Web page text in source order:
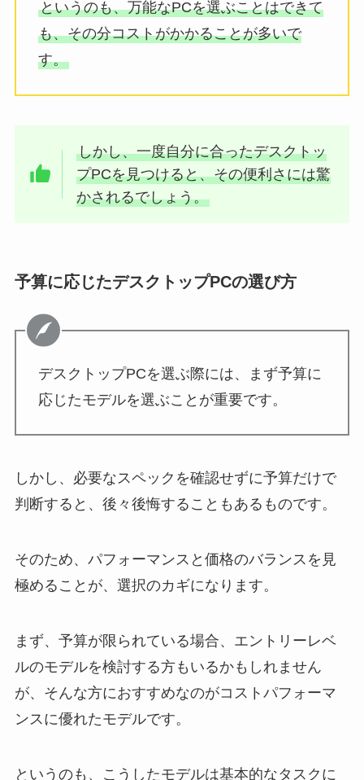
というのも、万能なPCを選ぶことはできて
も、その分コストがかかることが多いで
す。
しかし、一度自分に合ったデスクトッ
プPCを見つけると、その便利さには驚
かされるでしょう。
予算に応じたデスクトップPCの選び方
デスクトップPCを選ぶ際には、まず予算に
応じたモデルを選ぶことが重要です。
しかし、必要なスペックを確認せずに予算だけで
判断すると、後々後悔することもあるものです。
そのため、パフォーマンスと価格のバランスを見
極めることが、選択のカギになります。
まず、予算が限られている場合、エントリーレベ
ルのモデルを検討する方もいるかもしれません
が、そんな方におすすめなのがコストパフォーマ
ンスに優れたモデルです。
というのも、こうしたモデルは基本的なタスクに